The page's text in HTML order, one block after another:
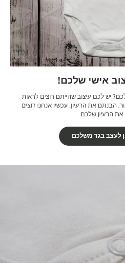
אישי שלכם!
יש לכם עיצוב שהייתם רוצים לראות
הבנתם את הרעיון. עכשיו אנחנו רוצים
את הרעיון שלכם
לעצב בגד משלכם